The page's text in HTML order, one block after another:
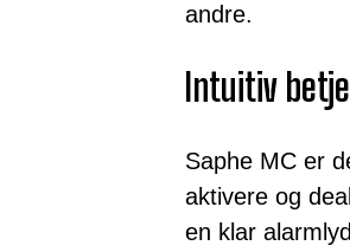
andre.
Intuitiv
Saphe MC er
aktivere og
en klar